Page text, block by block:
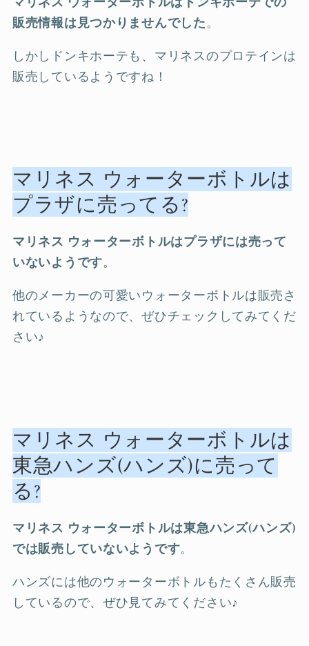
販売情報は見つかりませんでした。
しかしドンキホーテも、マリネスのプロテインは
販売しているようですね！
マリネス ウォーターボトルは
プラザに売ってる?
マリネス ウォーターボトルはプラザには売って
いないようです。
他のメーカーの可愛いウォーターボトルは販売さ
れているようなので、ぜひチェックしてみてくだ
さい♪
マリネス ウォーターボトルは
東急ハンズ(ハンズ)に売って
る?
マリネス ウォーターボトルは東急ハンズ(ハンズ)
では販売していないようです。
ハンズには他のウォーターボトルもたくさん販売
しているので、ぜひ見てみてください♪